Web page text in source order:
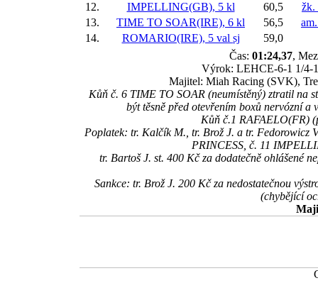
12.
IMPELLING(GB), 5 kl 60,5
žk.
13.
TIME TO SOAR(IRE), 6 kl 56,5
14.
ROMARIO(IRE), 5 val sj
59,0
Čas: 01:24,37,
Výrok: LEHCE-6-1 1/4-
Majitel: Miah Racing (SVK),
Kůň č. 6 TIME TO SOAR (neumístěný) ztratil na
být těsně před otevřením boxů nervózní a
Kůň č.1 RAFAELO(FR)
Poplatek: tr. Kalčík M., tr. Brož J. a tr. Fedorowicz
PRINCESS, č. 11
tr. Bartoš J. st. 400 Kč za dodatečně ohlášené
Sankce: tr. Brož J. 200 Kč za nedostatečnou
(chybějící